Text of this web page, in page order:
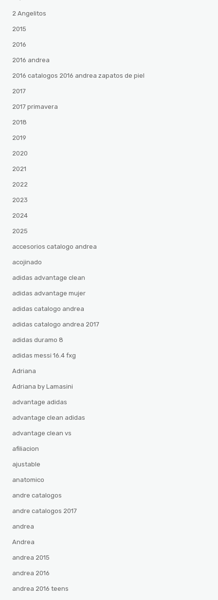
2 Angelitos
2015
2016
2016 andrea
2016 catalogos 2016 andrea zapatos de piel
2017
2017 primavera
2018
2019
2020
2021
2022
2023
2024
2025
accesorios catalogo andrea
acojinado
adidas advantage clean
adidas advantage mujer
adidas catalogo andrea
adidas catalogo andrea 2017
adidas duramo 8
adidas messi 16.4 fxg
Adriana
Adriana by Lamasini
advantage adidas
advantage clean adidas
advantage clean vs
afiliacion
ajustable
anatomico
andre catalogos
andre catalogos 2017
andrea
Andrea
andrea 2015
andrea 2016
andrea 2016 teens